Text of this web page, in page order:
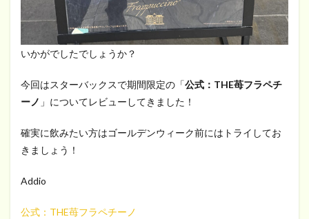
いかがでしたでしょうか？
今回はスターバックスで期間限定の「公式：THE苺フラペチ
ーノ 」についてレビューしてきました！
確実に飲みたい方はゴールデンウィーク前にはトライしてお
きましょう！
Addio
公式：THE苺フラペチーノ